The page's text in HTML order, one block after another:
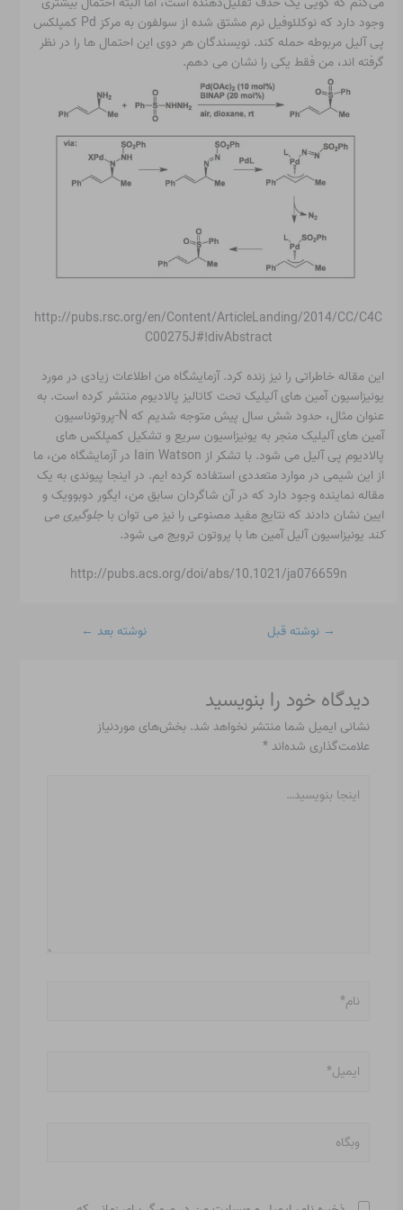
وجود دارد که نوکلئوفیل نرم مشتق شده از سولفون به مرکز Pd کمپلکس
پی آلیل مربوطه حمله کند. نویسندگان هر دوی این احتمال ها را در نظر
گرفته اند، من فقط یکی را نشان می دهم.
http://pubs.rsc.org/en/Content/ArticleLanding/2014/CC/C4C
C00275J#!divAbstract
این مقاله خاطراتی را نیز زنده کرد. آزمایشگاه من اطلاعات زیادی در مورد
یونیزاسیون آمین های آلیلیک تحت کاتالیز پالادیوم منتشر کرده است. به
عنوان مثال، حدود شش سال پیش متوجه شدیم که N-پروتوناسیون
آمین های آلیلیک منجر به یونیزاسیون سریع و تشکیل کمپلکس های
پالادیوم پی آلیل می شود. با تشکر از Iain Watson در آزمایشگاه من، ما
از این شیمی در موارد متعددی استفاده کرده ایم. در اینجا پیوندی به یک
مقاله نماینده وجود دارد که در آن شاگردان سابق من، ایگور دوبوویک و
ایین نشان دادند که نتایج مفید مصنوعی را نیز می توان باجلوگیری می
کند یونیزاسیون آلیل آمین ها با پروتون ترویج می شود.
http://pubs.acs.org/doi/abs/10.1021/ja076659n
→ نوشته قبل نوشته بعد ←
دیدگاه‌ خود را بنویسید
نشانی ایمیل شما منتشر نخواهد شد. بخش‌های موردنیاز
علامت‌گذاری شده‌اند *
بنویسید…
وبگاه